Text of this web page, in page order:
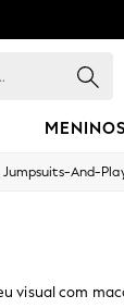
MENINOS
Jumpsuits-And-
visual com